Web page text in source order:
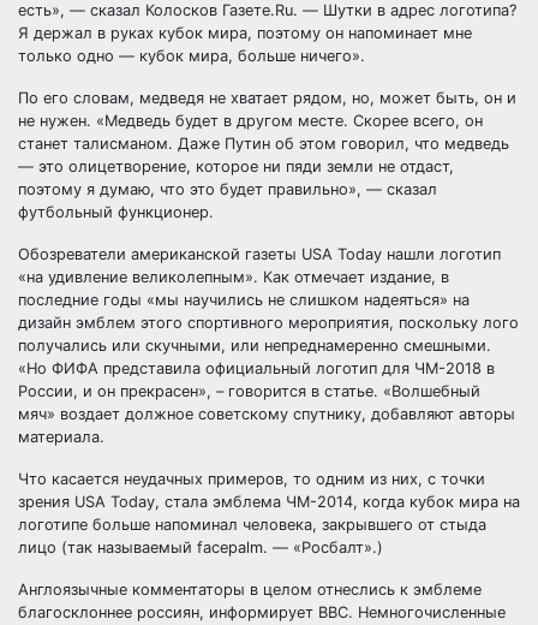
есть», — сказал Колосков Газете.Ru. — Шутки в адрес логотипа?
Я держал в руках кубок мира, поэтому он напоминает мне
только одно — кубок мира, больше ничего».
По его словам, медведя не хватает рядом, но, может быть, он и
не нужен. «Медведь будет в другом месте. Скорее всего, он
станет талисманом. Даже Путин об этом говорил, что медведь
— это олицетворение, которое ни пяди земли не отдаст,
поэтому я думаю, что это будет правильно», — сказал
футбольный функционер.
Обозреватели американской газеты USA Today нашли логотип
«на удивление великолепным». Как отмечает издание, в
последние годы «мы научились не слишком надеяться» на
дизайн эмблем этого спортивного мероприятия, поскольку лого
получались или скучными, или непреднамеренно смешными.
«Но ФИФА представила официальный логотип для ЧМ-2018 в
России, и он прекрасен», – говорится в статье. «Волшебный
мяч» воздает должное советскому спутнику, добавляют авторы
материала.
Что касается неудачных примеров, то одним из них, с точки
зрения USA Today, стала эмблема ЧМ-2014, когда кубок мира на
логотипе больше напоминал человека, закрывшего от стыда
лицо (так называемый facepalm. — «Росбалт».)
Англоязычные комментаторы в целом отнеслись к эмблеме
благосклоннее россиян, информирует BBC. Немногочисленные